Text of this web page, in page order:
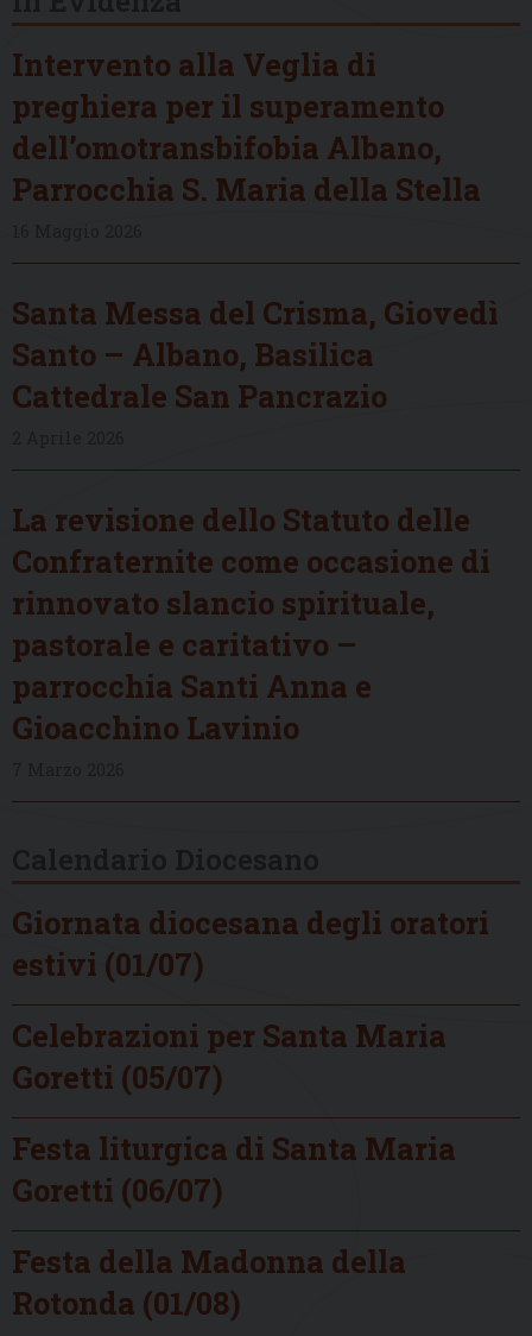
Intervento alla Veglia di
preghiera per il superamento
dell’omotransbifobia Albano,
Parrocchia S. Maria della Stella
Santa Messa del Crisma, Giovedì
Santo – Albano, Basilica
Cattedrale San Pancrazio
La revisione dello Statuto delle
Confraternite come occasione di
rinnovato slancio spirituale,
pastorale e caritativo –
parrocchia Santi Anna e
Gioacchino Lavinio
Giornata diocesana degli oratori
estivi (01/07)
Celebrazioni per Santa Maria
Goretti (05/07)
Festa liturgica di Santa Maria
Goretti (06/07)
Festa della Madonna della
Rotonda (01/08)